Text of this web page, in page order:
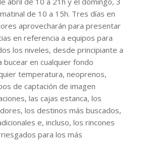
de 10 a 15h. Tres días en
aprovecharán para presentar
en referencia a equipos para
los niveles, desde principiante a
en cualquier fondo
temperatura, neoprenos,
de captación de imagen
las cajas estanca, los
los destinos más buscados,
e, incluso, los rincones
para los más